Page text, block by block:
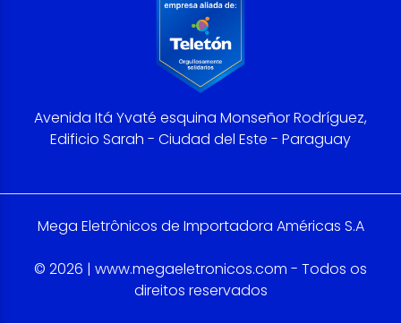
Avenida Itá Yvaté esquina Monseñor Rodríguez,
Edificio Sarah - Ciudad del Este - Paraguay
Mega Eletrônicos de Importadora Américas S.A
© 2026 | www.megaeletronicos.com - Todos os
direitos reservados